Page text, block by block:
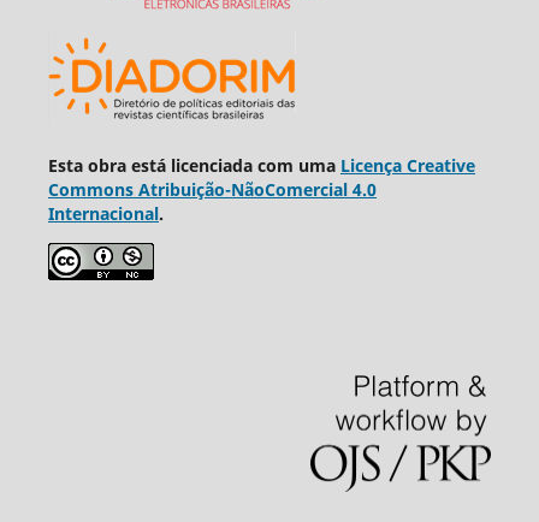
Esta obra está licenciada com uma Licença Creative
Commons Atribuição-NãoComercial 4.0
Internacional.